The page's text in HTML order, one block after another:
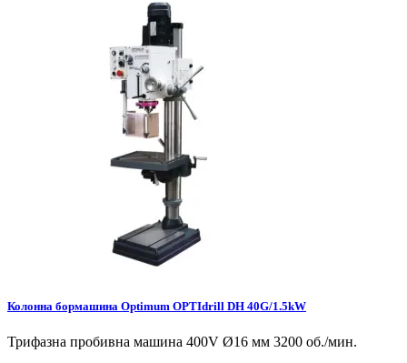
Колонна бормашина Optimum OPTIdrill DH 40G/1.5kW
Трифазна пробивна машина 400V Ø16 мм 3200 об./мин.